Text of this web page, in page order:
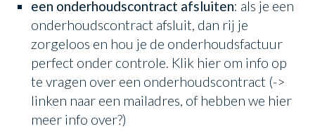
een onderhoudscontract afsluiten: als je een
onderhoudscontract afsluit, dan rij je
zorgeloos en hou je de onderhoudsfactuur
perfect onder controle. Klik hier om info op
te vragen over een onderhoudscontract (->
linken naar een mailadres, of hebben we hier
meer info over?)